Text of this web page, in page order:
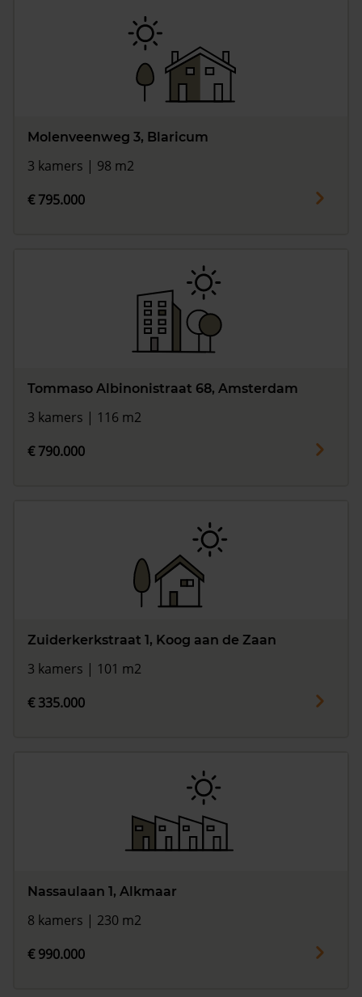
Molenveenweg 3, Blaricum
3 kamers | 98 m2
€ 795.000
Tommaso Albinonistraat 68, Amsterdam
3 kamers | 116 m2
€ 790.000
Zuiderkerkstraat 1, Koog aan de Zaan
3 kamers | 101 m2
€ 335.000
Nassaulaan 1, Alkmaar
8 kamers | 230 m2
€ 990.000